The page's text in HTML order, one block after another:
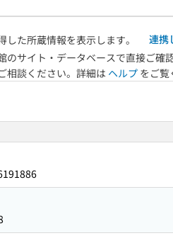
た所蔵情報を表示します。
連携
サイト・データベースで直接ご
相談ください。詳細は ヘルプ をご覧